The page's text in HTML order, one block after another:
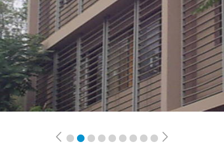
Previous Next